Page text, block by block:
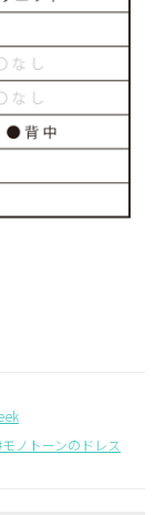
モノトーンのドレス